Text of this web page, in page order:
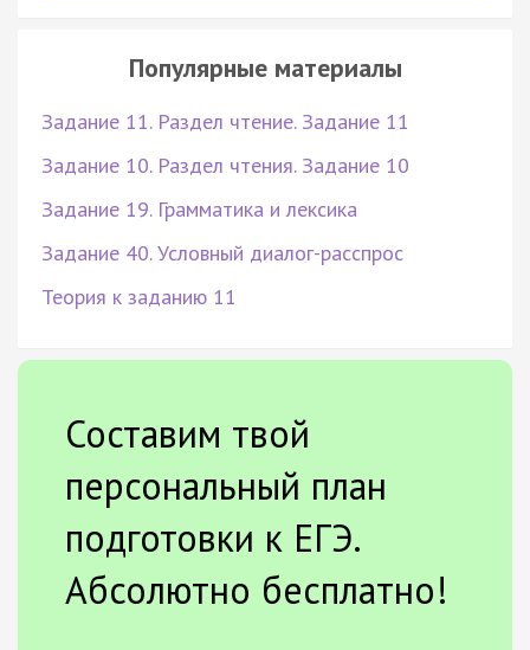
Популярные материалы
Задание 11. Раздел чтение. Задание 11
Задание 10. Раздел чтения. Задание 10
Задание 19. Грамматика и лексика
Задание 40. Условный диалог-расспрос
Теория к заданию 11
Составим твой
персональный план
подготовки к ЕГЭ.
Абсолютно бесплатно!